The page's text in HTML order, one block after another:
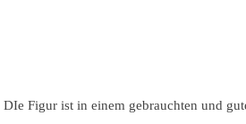
Figur ist in einem gebrauchten und